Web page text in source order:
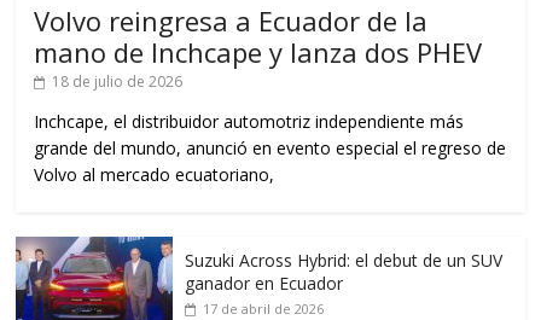
Volvo reingresa a Ecuador de la
mano de Inchcape y lanza dos PHEV
18 de julio de 2026
Inchcape, el distribuidor automotriz independiente más
grande del mundo, anunció en evento especial el regreso de
Volvo al mercado ecuatoriano,
Suzuki Across Hybrid: el debut de un SUV
ganador en Ecuador
17 de abril de 2026